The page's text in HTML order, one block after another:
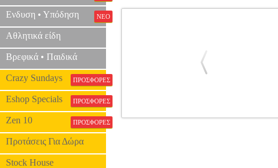
Ενδυση • Υπόδηση ΝΕΟ
Αθλητικά είδη
Βρεφικά • Παιδικά
Crazy Sundays ΠΡΟΣΦΟΡΕΣ
Eshop Specials ΠΡΟΣΦΟΡΕΣ
Zen 10 ΠΡΟΣΦΟΡΕΣ
Προτάσεις Για Δώρα
Stock House